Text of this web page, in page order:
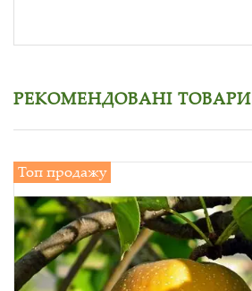
РЕКОМЕНДОВАНІ ТОВАРИ
Топ продажу